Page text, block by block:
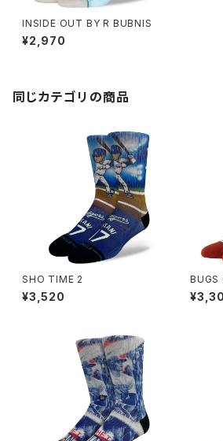
INSIDE OUT BY R BUBNIS
¥2,970
同じカテゴリの商品
SHO TIME 2
¥3,520
BUGS